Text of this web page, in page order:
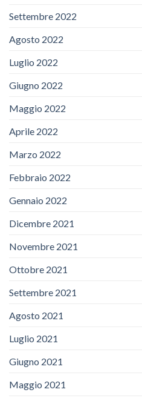
Settembre 2022
Agosto 2022
Luglio 2022
Giugno 2022
Maggio 2022
Aprile 2022
Marzo 2022
Febbraio 2022
Gennaio 2022
Dicembre 2021
Novembre 2021
Ottobre 2021
Settembre 2021
Agosto 2021
Luglio 2021
Giugno 2021
Maggio 2021